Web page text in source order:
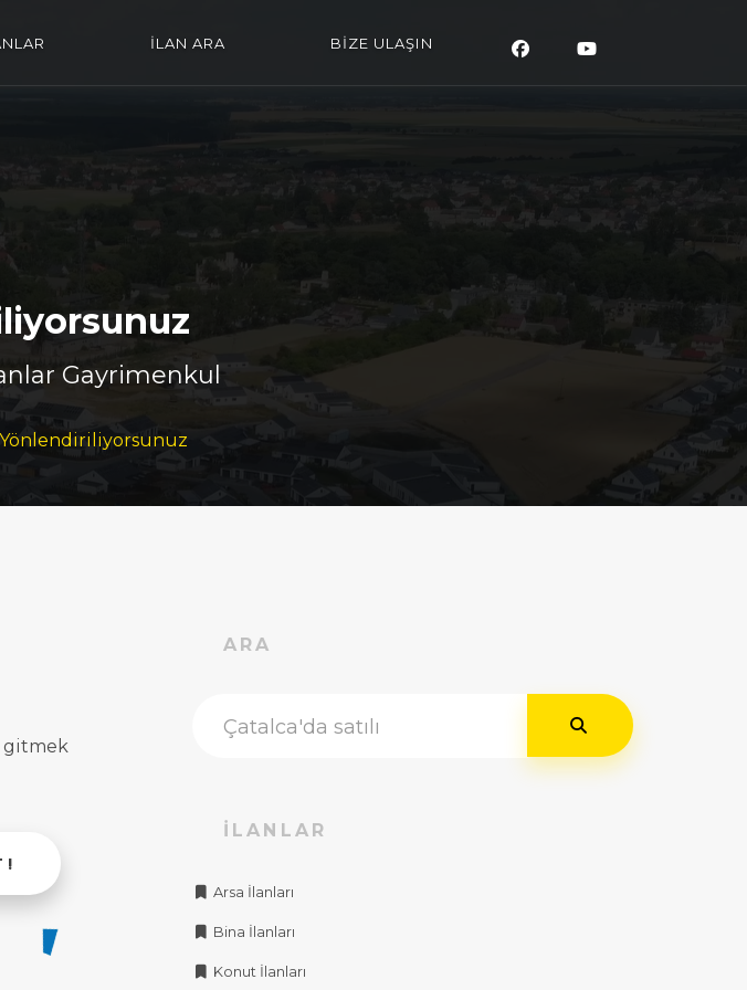
İLAN ARA BİZE ULAŞIN
Gayrimenkul
Yönlendiriliyorsunuz
gitmek
ARA
İLANLAR
Arsa İlanları
Bina İlanları
Konut İlanları